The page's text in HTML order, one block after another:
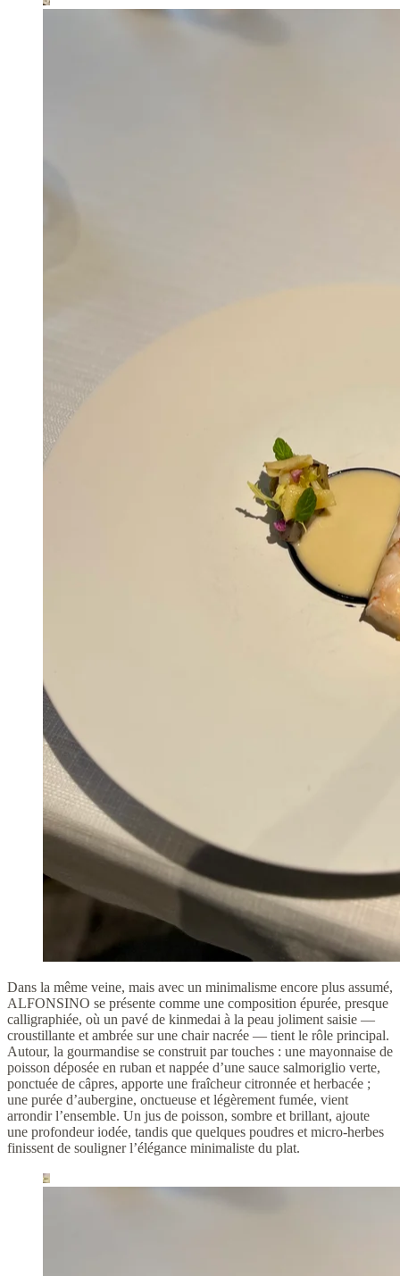
Dans la même veine, mais avec un minimalisme encore plus assumé,
ALFONSINO se présente comme une composition épurée, presque
calligraphiée, où un pavé de kinmedai à la peau joliment saisie —
croustillante et ambrée sur une chair nacrée — tient le rôle principal.
Autour, la gourmandise se construit par touches : une mayonnaise de
poisson déposée en ruban et nappée d’une sauce salmoriglio verte,
ponctuée de câpres, apporte une fraîcheur citronnée et herbacée ;
une purée d’aubergine, onctueuse et légèrement fumée, vient
arrondir l’ensemble. Un jus de poisson, sombre et brillant, ajoute
une profondeur iodée, tandis que quelques poudres et micro-herbes
finissent de souligner l’élégance minimaliste du plat.